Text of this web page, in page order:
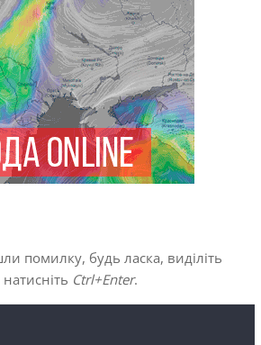
помилку, будь ласка, виділіть
Ctrl+Enter.